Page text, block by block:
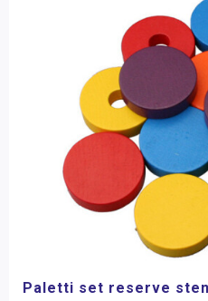
Paletti set reserve